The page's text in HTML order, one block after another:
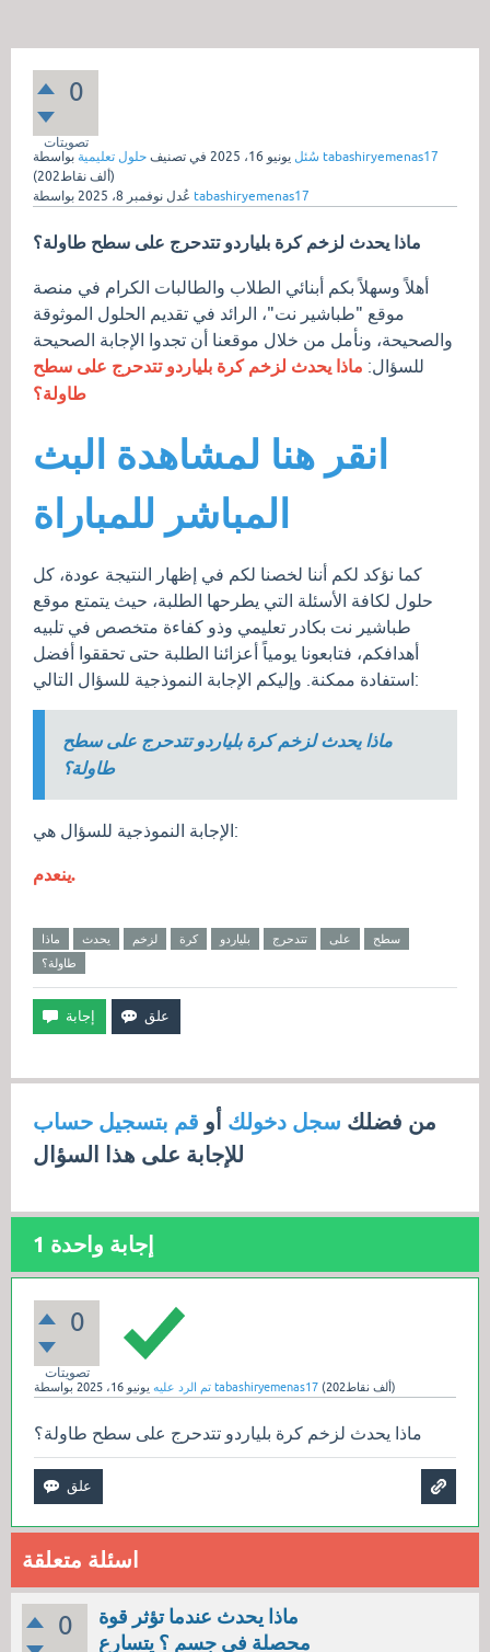
0
تصويتات
سُئل يونيو 16، 2025 في تصنيف حلول تعليمية
tabashiryemenas17
(
202ألف نقاط)
عُدل نوفمبر 8، 2025 tabashiryemenas17
ماذا يحدث لزخم كرة بلياردو تتدحرج على سطح طاولة؟
أهلاً وسهلاً بكم أبنائي الطلاب والطالبات الكرام في منصة
موقع "طباشير نت"، الرائد في تقديم الحلول الموثوقة
والصحيحة، ونأمل من خلال موقعنا أن تجدوا الإجابة الصحيحة
للسؤال: ماذا يحدث لزخم كرة بلياردو تتدحرج على سطح
طاولة؟
انقر هنا لمشاهدة البث
المباشر للمباراة
كما نؤكد لكم أننا لخصنا لكم في إظهار النتيجة عودة، كل
حلول لكافة الأسئلة التي يطرحها الطلبة، حيث يتمتع موقع
طباشير نت بكادر تعليمي وذو كفاءة متخصص في تلبيه
أهدافكم، فتابعونا يومياً أعزائنا الطلبة حتى تحققوا أفضل
استفادة ممكنة. وإليكم الإجابة النموذجية للسؤال التالي:
ماذا يحدث لزخم كرة بلياردو تتدحرج على سطح
طاولة؟
الإجابة النموذجية للسؤال هي:
ينعدم.
ماذا يحدث لزخم كرة بلياردو تتدحرج على
سطح
طاولة؟
من فضلك سجل دخولك أو قم بتسجيل حساب
للإجابة على هذا السؤال
1 إجابة واحدة
0
تصويتات
تم الرد عليه يونيو 16، 2025 tabashiryemenas17 ( 202ألفنقاط)
ماذا يحدث لزخم كرة بلياردو تتدحرج على سطح طاولة؟
اسئلة متعلقة
0
ماذا يحدث عندما تؤثر قوة
محصلة في جسم ؟ يتسارع